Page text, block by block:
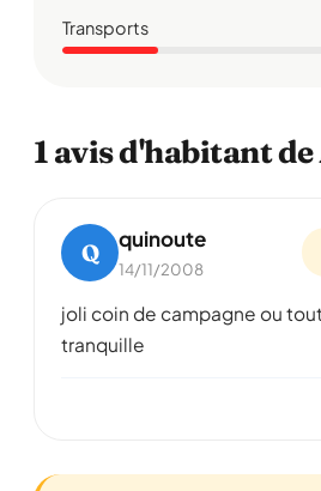
Transports
1 avis d'habitant
Q quinoute
14/11/2008
joli coin de campagne ou
tranquille